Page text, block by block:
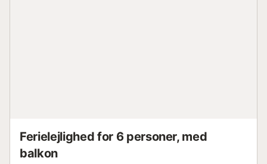
Ferielejlighed for 6 personer, med
balkon